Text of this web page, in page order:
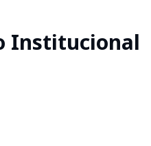
Institucional